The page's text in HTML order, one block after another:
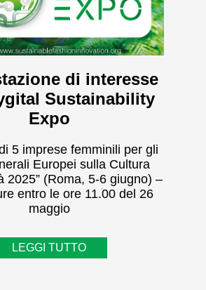
di interesse
Sustainability
Expo
5 imprese femminili per gli
Europei sulla Cultura
2025” (Roma, 5-6 giugno) –
entro le ore 11.00 del 26
maggio
LEGGI TUTTO